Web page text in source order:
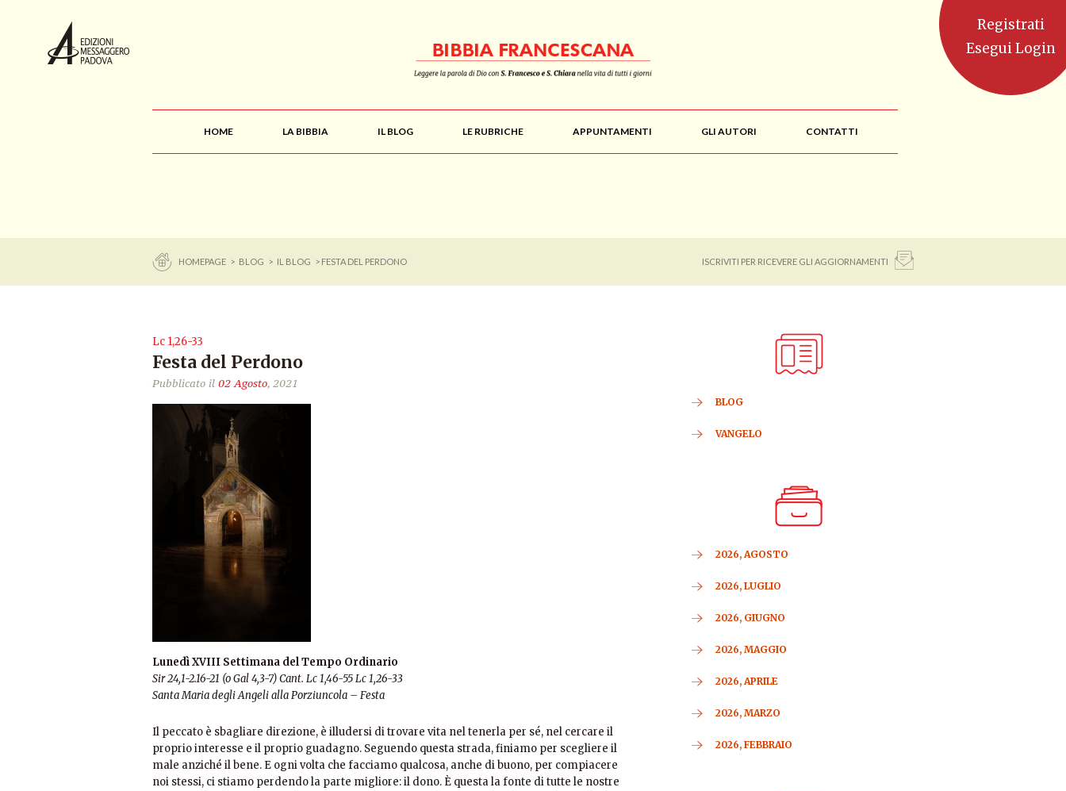
HOME LA BIBBIA IL BLOG LE RUBRICHE APPUNTAMENTI GLI AUTORI CONTATTI
HOMEPAGE > BLOG > IL BLOG > FESTA DEL PERDONO ISCRIVITI PER RICEVERE GLI AGGIORNAMENTI
Lc 1,26-33
Festa del Perdono
Pubblicato il 02 Agosto, 2021
Lunedì XVIII Settimana del Tempo Ordinario
Sir 24,1-2.16-21 (o Gal 4,3-7)Cant. Lc 1,46-55Lc 1,26-33
Santa Maria degli Angeli alla Porziuncola – Festa
Il peccato è sbagliare direzione, è illudersi di trovare vita nel tenerla per sé, nel cercare il
proprio interesse e il proprio guadagno. Seguendo questa strada, finiamo per scegliere il
male anziché il bene. E ogni volta che facciamo qualcosa, anche di buono, per compiacere
noi stessi, ci stiamo perdendo la parte migliore: il dono. È questa la fonte di tutte le nostre
BLOG
VANGELO
2026, AGOSTO
2026, LUGLIO
2026, GIUGNO
2026, MAGGIO
2026, APRILE
2026, MARZO
2026, FEBBRAIO
Registrati
Esegui Login